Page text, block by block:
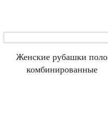
Женские рубашки поло
комбинированные